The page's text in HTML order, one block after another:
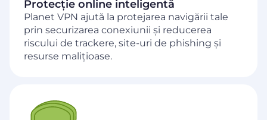
Protecție online inteligentă
Planet VPN ajută la protejarea navigării tale
prin securizarea conexiunii și reducerea
riscului de trackere, site-uri de phishing și
resurse malițioase.